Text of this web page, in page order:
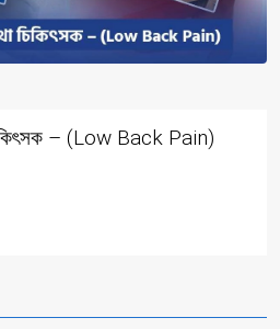
– (Low Back Pain)